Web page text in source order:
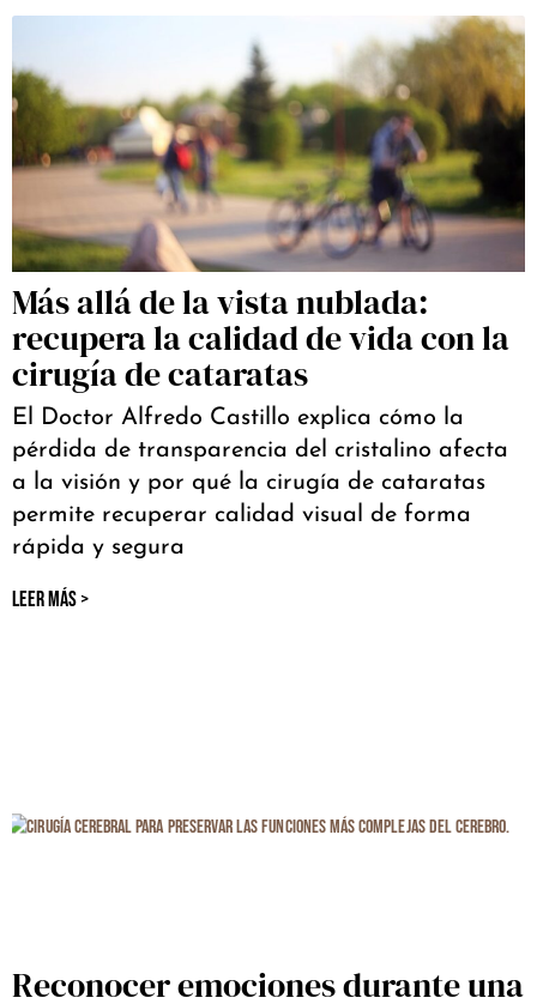
Más allá de la vista nublada:
recupera la calidad de vida con la
cirugía de cataratas
El Doctor Alfredo Castillo explica cómo la
pérdida de transparencia del cristalino afecta
a la visión y por qué la cirugía de cataratas
permite recuperar calidad visual de forma
rápida y segura
LEER MÁS >
Reconocer emociones durante una